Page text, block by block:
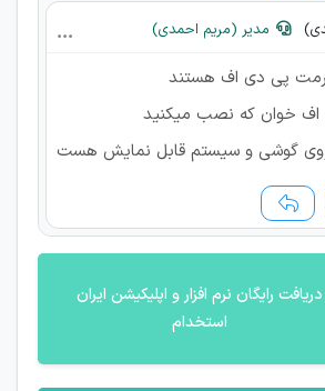
مدیر (مریم احمدی)
پی دی اف هستند
اف خوان که نصب میکنید
گوشی و سیستم قابل نمایش هست
دریافت رایگان نرم افزار و اپلیکیشن ایران
استخدام